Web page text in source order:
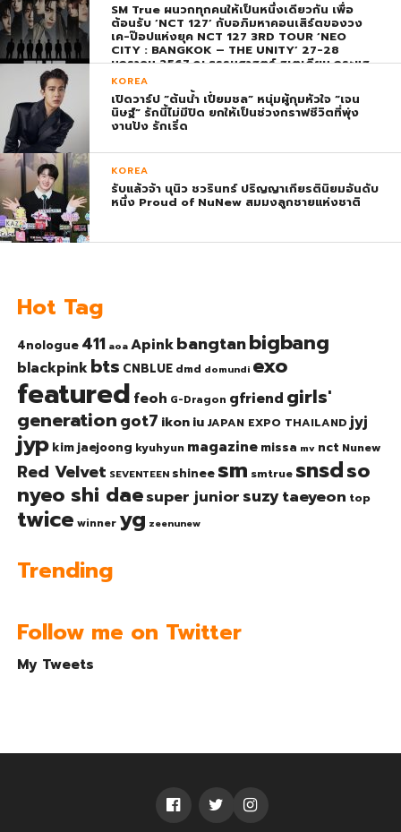
SM True ผนวกทุกคนให้เป็นหนึ่งเดียวกัน เพื่อ
ต้อนรับ ‘NCT 127’ กับอภิมหาคอนเสิร์ตของวง
เค-ป๊อปแห่งยุค NCT 127 3RD TOUR ‘NEO
CITY : BANGKOK – THE UNITY’ 27-28
มกราคม 2567 ณ ธรรมศาสตร์ สเตเดียม กระแส
ตอบรับยิ่งใหญ่สมการรอคอย บัตร SOLD OUT
ทุกที่นั่งทันทีที่เปิดจำหน่าย !
KOREA
เปิดวาร์ป “ต้นน้ำ เปี่ยมชล” หนุ่มผู้กุมหัวใจ “เจน
นิษฐ์” รักนี้ไม่มีปิด ยกให้เป็นช่วงกราฟชีวิตที่พุ่ง
งานปัง รักเริ่ด
KOREA
รับแล้วจ้า นุนิว ชวรินทร์ ปริญญาเกียรตินิยมอันดับ
หนึ่ง Proud of NuNew สมมงลูกชายแห่งชาติ
Hot Tag
4nologue 411 aoa Apinkbangtanbigbang
blackpinkbts CNBLUE dmd domundi exo
featured feoh G-Dragon gfriend girls'
generationgot7 ikoniu JAPAN EXPO THAILAND jyj
jyp kim jaejoong kyuhyun magazine missa mv nct Nunew
Red Velvet SEVENTEEN shinee sm smtrue snsdso
nyeo shi daesuper junior suzytaeyeon top
twice winner yg zeenunew
Trending
Follow me on Twitter
My Tweets